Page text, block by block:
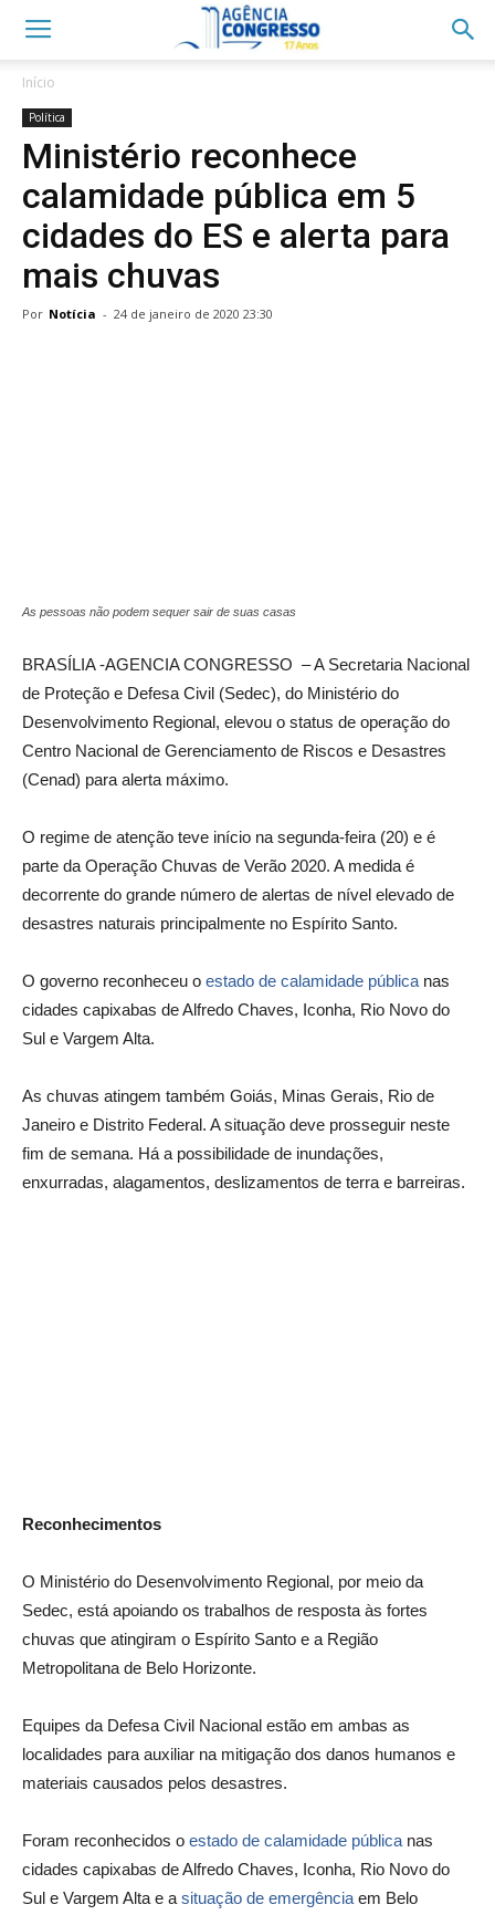
Início
Política
Ministério reconhece
calamidade pública em 5
cidades do ES e alerta para
mais chuvas
Por Notícia - 24 de janeiro de 2020 23:30
As pessoas não podem sequer sair de suas casas
BRASÍLIA -AGENCIA CONGRESSO – A Secretaria Nacional
de Proteção e Defesa Civil (Sedec), do Ministério do
Desenvolvimento Regional, elevou o status de operação do
Centro Nacional de Gerenciamento de Riscos e Desastres
(Cenad) para alerta máximo.
O regime de atenção teve início na segunda-feira (20) e é
parte da Operação Chuvas de Verão 2020. A medida é
decorrente do grande número de alertas de nível elevado de
desastres naturais principalmente no Espírito Santo.
O governo reconheceu o estado de calamidade pública nas
cidades capixabas de Alfredo Chaves, Iconha, Rio Novo do
Sul e Vargem Alta.
As chuvas atingem também Goiás, Minas Gerais, Rio de
Janeiro e Distrito Federal. A situação deve prosseguir neste
fim de semana. Há a possibilidade de inundações,
enxurradas, alagamentos, deslizamentos de terra e barreiras.
Reconhecimentos
O Ministério do Desenvolvimento Regional, por meio da
Sedec, está apoiando os trabalhos de resposta às fortes
chuvas que atingiram o Espírito Santo e a Região
Metropolitana de Belo Horizonte.
Equipes da Defesa Civil Nacional estão em ambas as
localidades para auxiliar na mitigação dos danos humanos e
materiais causados pelos desastres.
Foram reconhecidos o estado de calamidade pública nas
cidades capixabas de Alfredo Chaves, Iconha, Rio Novo do
Sul e Vargem Alta e a situação de emergência em Belo